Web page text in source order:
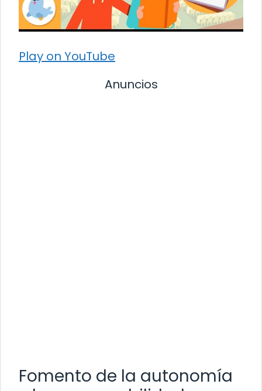
Play on YouTube
Anuncios
Fomento de la autonomía